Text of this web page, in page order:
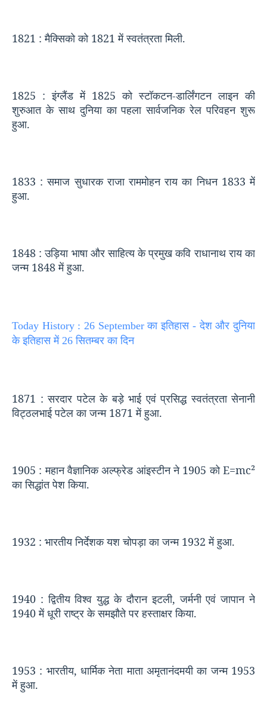
1821 :मैक्सिको को 1821 में स्वतंत्रता मिली.
1825 :इंग्लैंड में 1825 को स्टॉकटन-डार्लिंगटन लाइन की
शुरुआत के साथ दुनिया का पहला सार्वजनिक रेल परिवहन शुरू
हुआ.
1833 :समाज सुधारक राजा राममोहन राय का निधन 1833 में
हुआ.
1848 :उड़िया भाषा और साहित्य के प्रमुख कवि राधानाथ राय का
जन्म 1848में हुआ.
Today History : 26 September का इतिहास - देश और दुनिया
के इतिहास में 26 सितम्बर का दिन
1871 :सरदार पटेल के बड़े भाई एवं प्रसिद्ध स्वतंत्रता सेनानी
विट्ठलभाई पटेल का जन्म 1871 में हुआ.
1905 :महान वैज्ञानिक अल्फ्रेड आंइस्टीन ने 1905 कोE=mc²
का सिद्धांत पेश किया.
1932 : भारतीय निर्देशक यश चोपड़ा का जन्म 1932 में हुआ.
1940 :द्वितीय विश्व युद्ध के दौरान इटली,जर्मनी एवं जापान ने
1940में धूरी राष्ट्र के समझौते पर हस्ताक्षर किया.
1953 : भारतीय,धार्मिक नेता माता अमृतानंदमयी का जन्म 1953
में हुआ.